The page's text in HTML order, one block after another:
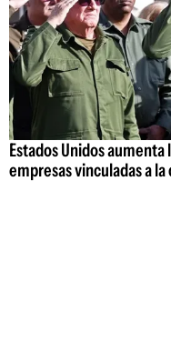
Estados Unidos
empresas vinculadas a